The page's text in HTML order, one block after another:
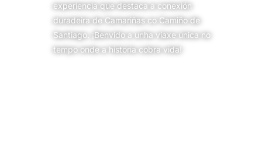
experiencia que destaca a conexión
duradeira de Camariñas co Camiño de
Santiago. ¡Benvido a unha viaxe única no
tempo onde a historia cobra vida!